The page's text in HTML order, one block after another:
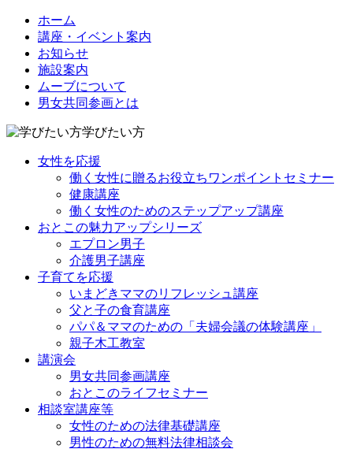
ホーム
講座・イベント案内
お知らせ
施設案内
ムーブについて
男女共同参画とは
学びたい方
女性を応援
働く女性に贈るお役立ちワンポイントセミナー
健康講座
働く女性のためのステップアップ講座
おとこの魅力アップシリーズ
エプロン男子
介護男子講座
子育てを応援
いまどきママのリフレッシュ講座
父と子の食育講座
パパ＆ママのための「夫婦会議の体験講座」
親子木工教室
講演会
男女共同参画講座
おとこのライフセミナー
相談室講座等
女性のための法律基礎講座
男性のための無料法律相談会